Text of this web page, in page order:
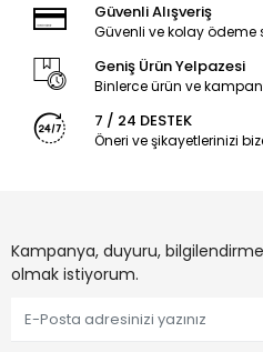
Güvenli Alışveriş
Güvenli ve kolay ödeme
Geniş Ürün Yelpazesi
Binlerce ürün ve
7 / 24 DESTEK
Öneri ve şikayetlerinizi
Kampanya, duyuru,
olmak istiyorum.